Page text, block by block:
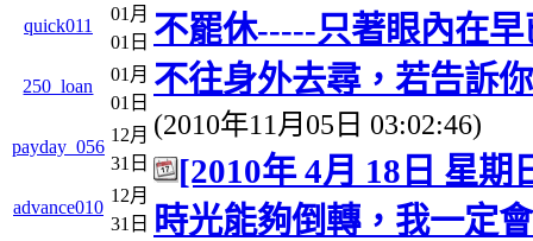
quick011
01月
01日
250_loan
01月
01日
payday_056
12月
31日
advance010
12月
31日
不罷休-----只著眼內在
不往身外去尋，若告訴
(2010年11月05日 03:02:46)
[2010年 4月 18日 星期
時光能夠倒轉，我一定